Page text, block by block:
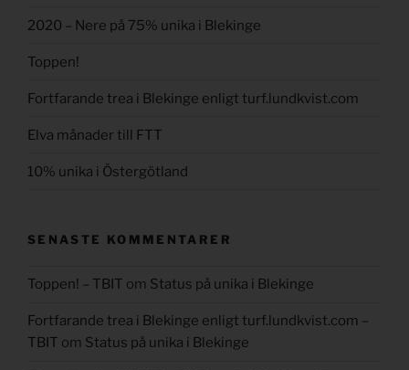
2020 – Nere på 75% unika i Blekinge
Toppen!
Fortfarande trea i Blekinge enligt turf.lundkvist.com
Elva månader till FTT
10% unika i Östergötland
SENASTE KOMMENTARER
Toppen! – TBIT om Status på unika i Blekinge
Fortfarande trea i Blekinge enligt turf.lundkvist.com –
TBIT om Status på unika i Blekinge